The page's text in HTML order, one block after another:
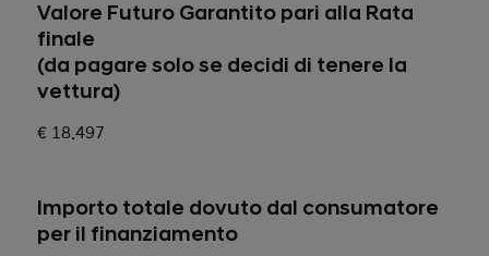
Valore Futuro Garantito pari alla Rata
finale
(da pagare solo se decidi di tenere la
vettura)
€ 18.497
Importo totale dovuto dal consumatore
per il finanziamento